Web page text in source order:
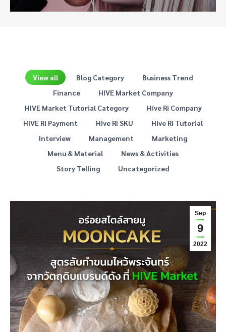
View all Blog Category
Business Trend
Finance
HIVE Market Company
HIVE Market Tutorial Category
Hive Ri Company
HIVE RI Payment
Hive RI SKU
Hive Ri Tutorial
Interview
Management
Marketing
Menu & Material
News & Activities
Story Telling
Uncategorized
Sep
9
2022